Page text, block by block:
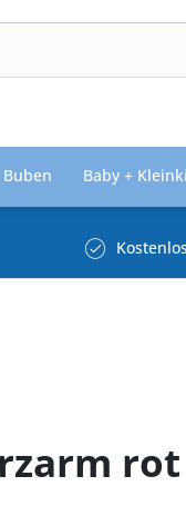
Buben Baby +
rot